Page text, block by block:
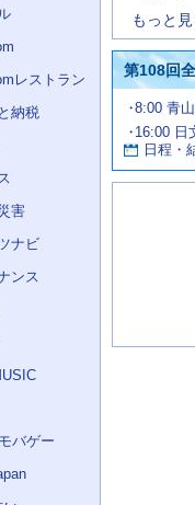
レストラン
納税
害
ナビ
ンス
バゲー
もっと見
第108回
試
合
情
報
8:00 青
16:00 日
日程・
お
す